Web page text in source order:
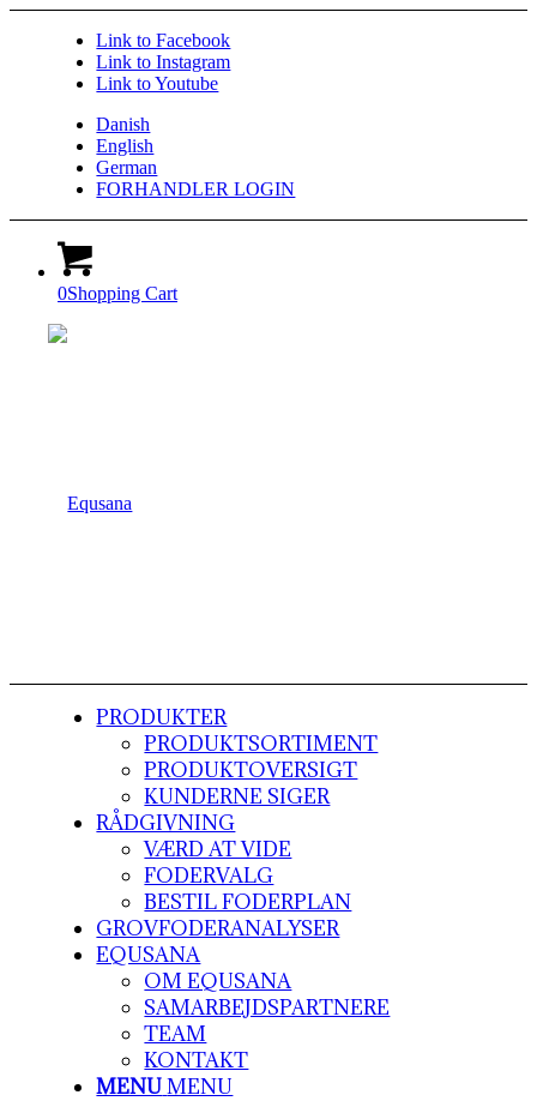
Link to Facebook
Link to Instagram
Link to Youtube
Danish
English
German
FORHANDLER LOGIN
0Shopping Cart
PRODUKTER
PRODUKTSORTIMENT
PRODUKTOVERSIGT
KUNDERNE SIGER
RÅDGIVNING
VÆRD AT VIDE
FODERVALG
BESTIL FODERPLAN
GROVFODERANALYSER
EQUSANA
OM EQUSANA
SAMARBEJDSPARTNERE
TEAM
KONTAKT
MENU MENU